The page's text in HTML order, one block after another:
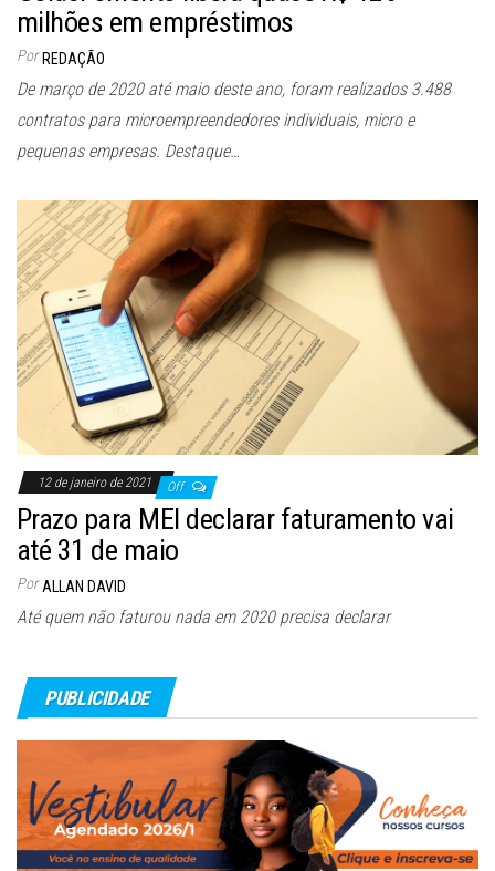
milhões em empréstimos
Por REDAÇÃO
De março de 2020 até maio deste ano, foram realizados 3.488
contratos para microempreendedores individuais, micro e
pequenas empresas. Destaque…
12 de janeiro de 2021 Off
Prazo para MEI declarar faturamento vai
até 31 de maio
Por ALLAN DAVID
Até quem não faturou nada em 2020 precisa declarar
PUBLICIDADE